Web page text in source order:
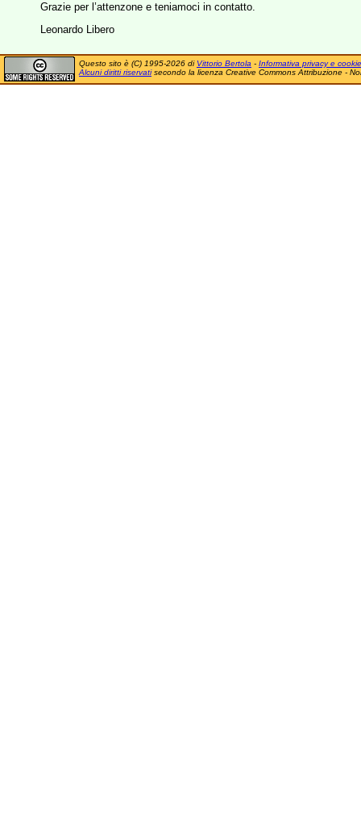
Grazie per l’attenzone e teniamoci in contatto.
Leonardo Libero
Questo sito è (C) 1995-2026 di Vittorio Bertola - Informativa privacy e cookie
Alcuni diritti riservatisecondo la licenza Creative Commons Attribuzione -